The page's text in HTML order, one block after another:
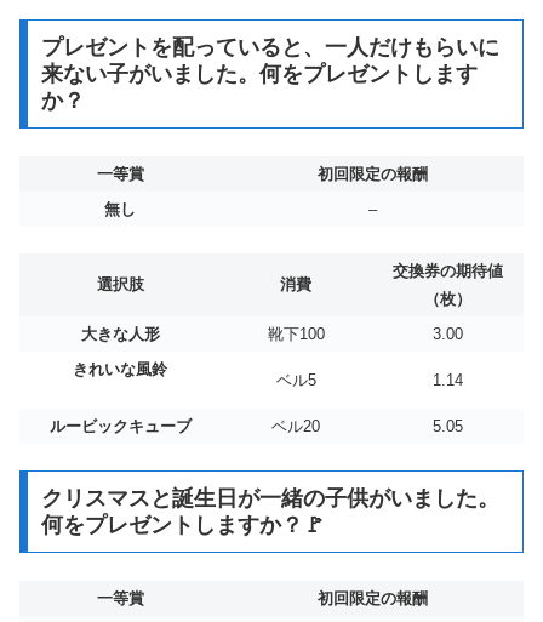
プレゼントを配っていると、一人だけもらいに
来ない子がいました。何をプレゼントします
か？
一等賞
初回限定の報酬
無し
–
選択肢 消費
交換券の期待値
（枚）
大きな人形
靴下100
3.00
きれいな風鈴
ベル5 1.14
ルービックキューブ ベル20 5.05
クリスマスと誕生日が一緒の子供がいました。
何をプレゼントしますか？🚩
一等賞 初回限定の報酬